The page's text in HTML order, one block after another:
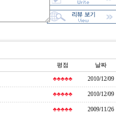
평점
날짜
♣♣♣♣♣ 2010/12/09
♣♣♣♣♣ 2010/12/09
♣♣♣♣♣ 2009/11/26